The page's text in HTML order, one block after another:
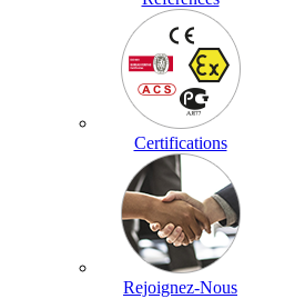
Certifications
Rejoignez-Nous